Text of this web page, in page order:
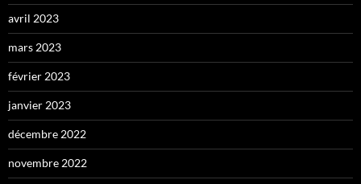
avril 2023
mars 2023
février 2023
janvier 2023
décembre 2022
novembre 2022